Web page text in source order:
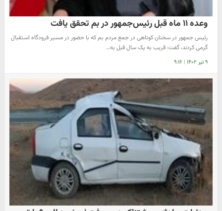
وعده ۱۱ ماه قبل رئیس‌جمهور در بم تحقق یافت
رئیس جمهور در سخنان کوتاهی در جمع مردم بم که با حضور در مسیر فرودگاه استقبال
گرمی کردند، گفت: قریب به یک سال قبل به…
۹ تیر ۱۴۰۲ | ۹:۱۶